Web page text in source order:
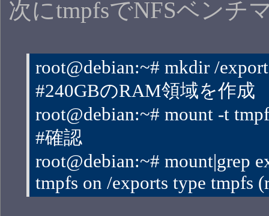
次にtmpfsでNFSベンチ
root@debian:~# mkdir /
#240GBのRAM領域を作成
root@debian:~# mount -t
#確認
root@debian:~# mount|grep
tmpfs on /exports type tmpfs